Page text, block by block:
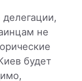
не
будет